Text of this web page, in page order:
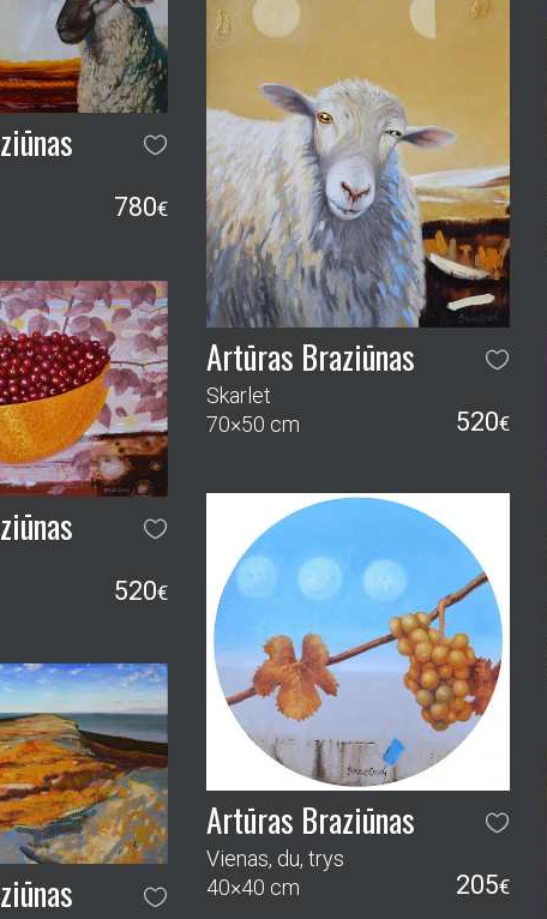
780€
Artūras Braziūnas
Skarlet
70×50 cm
520€
520€
Artūras Braziūnas
Vienas, du, trys
40×40 cm
205€